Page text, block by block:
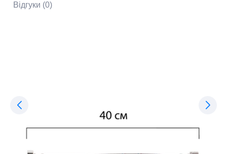
Відгуки (0)